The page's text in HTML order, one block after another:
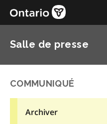
Salle de presse
COMMUNIQUÉ
Archiver